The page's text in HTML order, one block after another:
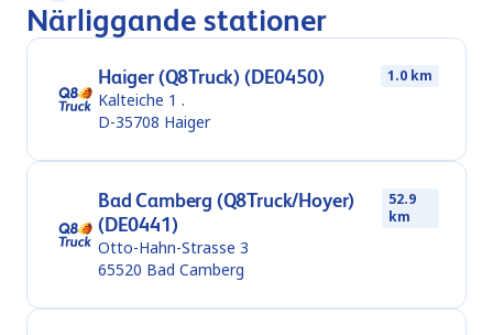
Närliggande stationer
Haiger (Q8Truck) (DE0450) 1.0 km
Kalteiche 1 .
D-35708 Haiger
Bad Camberg (Q8Truck/Hoyer)
(DE0441)
52.9
km
Otto-Hahn-Strasse 3
65520 Bad Camberg